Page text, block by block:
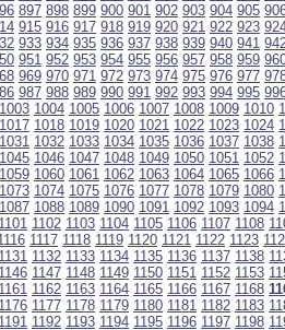
897 898 899 900 901 902 903 904 905
915 916 917 918 919 920 921 922 923
933 934 935 936 937 938 939 940 941
951 952 953 954 955 956 957 958 959
969 970 971 972 973 974 975 976 977
987 988 989 990 991 992 993 994 995
1003 1004 1005 1006 1007 1008 1009 1010
1017 1018 1019 1020 1021 1022 1023 1024
1031 1032 1033 1034 1035 1036 1037 1038
1045 1046 1047 1048 1049 1050 1051 1052
1059 1060 1061 1062 1063 1064 1065 1066
1073 1074 1075 1076 1077 1078 1079 1080
1087 1088 1089 1090 1091 1092 1093 1094
1101 1102 1103 1104 1105 1106 1107 1108
1117 1118 1119 1120 1121 1122 1123
1131 1132 1133 1134 1135 1136 1137 1138
1146 1147 1148 1149 1150 1151 1152 1153
1161 1162 1163 1164 1165 1166 1167 1168
1176 1177 1178 1179 1180 1181 1182 1183
1191 1192 1193 1194 1195 1196 1197 1198